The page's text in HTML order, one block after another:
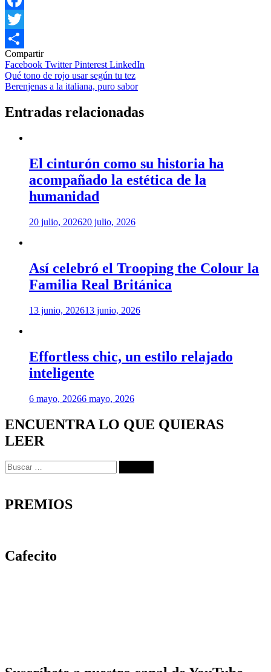
Facebook
Twitter
Compartir
Compartir
Facebook TwitterPinterest LinkedIn
Navegación
de
entradas
Qué tono de rojo usar según tu tez
Berenjenas a la italiana, puro sabor
Entradas relacionadas
El cinturón como su historia ha
acompañado la estética de la
humanidad
20 julio, 202620 julio, 2026
Así celebró el Trooping the Colour la
Familia Real Británica
13 junio, 202613 junio, 2026
Effortless chic, un estilo relajado
inteligente
6 mayo, 20266 mayo, 2026
ENCUENTRA LO QUE QUIERAS
LEER
Buscar:
PREMIOS
Cafecito